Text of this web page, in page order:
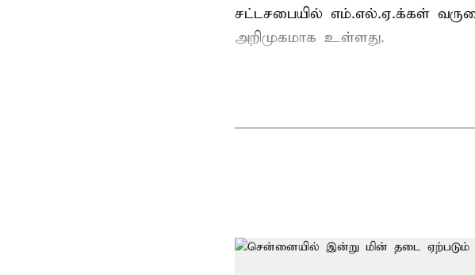
சட்டசபையில் எம்.எல்.ஏ.க்கள்
அறிமுகமாக உள்ளது.